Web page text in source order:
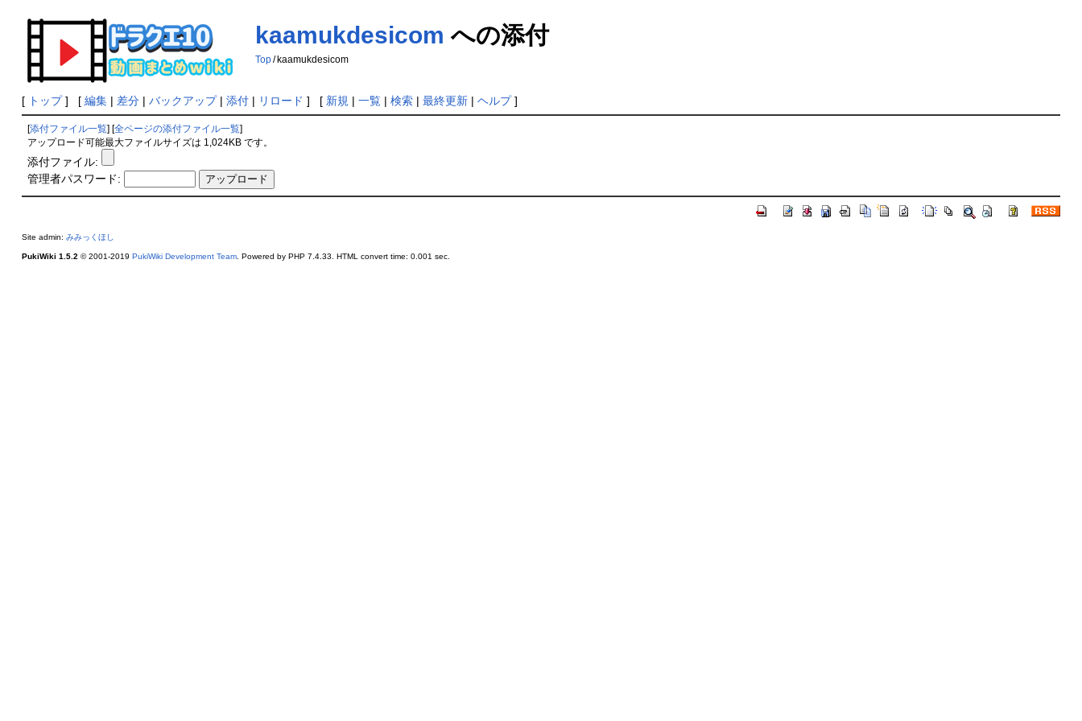
kaamukdesicom への添付
Top/ kaamukdesicom
[ トップ] [ 編集| 差分| バックアップ| 添付| リロード ] [ 新規 | 一覧| 検索| 最終更新| ヘルプ]
[添付ファイル一覧 ] [全ページの添付ファイル一覧
アップロード可能最大ファイルサイズは 1,024KB です。
添付ファイル:
管理者パスワード:
Site admin: みみっくほし
PukiWiki 1.5.2 © 2001-2019 PukiWiki Development Team. Powered by PHP 7.4.33. HTML convert time: 0.001 sec.